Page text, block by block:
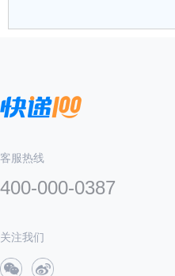
客服热线
400-000-0387
关注我们